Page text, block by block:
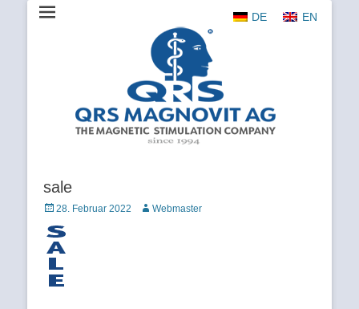
MAGNOVIT
The Magnetic Stimulation Company
DE EN
sale
Veröffentlicht
28. Februar 2022 AutorWebmaster